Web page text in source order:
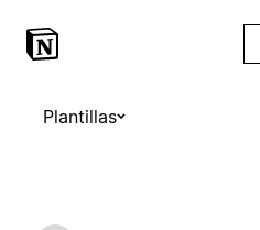
Plantillas